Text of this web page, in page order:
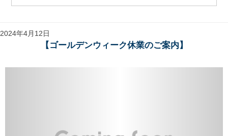
2024年4月12日
【ゴールデンウィーク休業のご案内】